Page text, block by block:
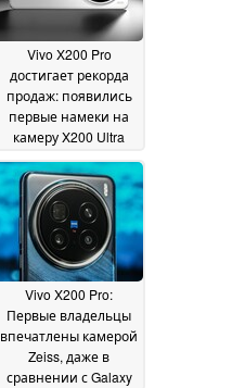
Vivo X200 Pro
достигает рекорда
продаж: появились
первые намеки на
камеру X200 Ultra
Zeiss21 October 2024
Vivo X200 Pro:
Первые владельцы
впечатлены камерой
Zeiss, даже в
сравнении с Galaxy